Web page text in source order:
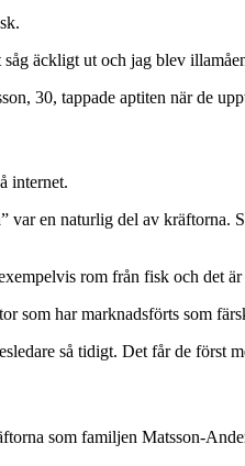
äckligt ut och jag blev
30, tappade aptiten när de
internet.
var en naturlig del av
rom från fisk och det
som har marknadsförts som
så tidigt. Det får de först
som familjen Matsson-